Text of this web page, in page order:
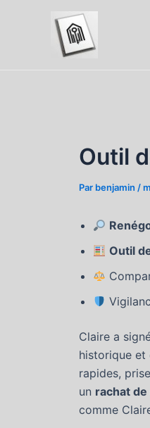
Outil
Par benjamin /
Outil
Claire a
historique et
rapides,
un rachat
comme